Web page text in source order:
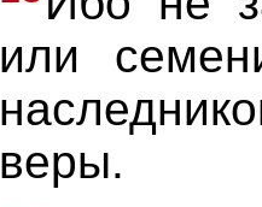
или
веры.